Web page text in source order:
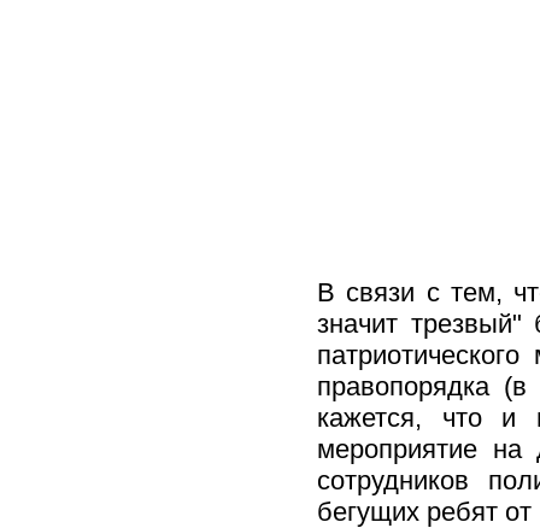
В связи с тем,
значит трезвый"
правопорядка
кажется, что и
мероприятие
сотрудников
бегущих ребят от